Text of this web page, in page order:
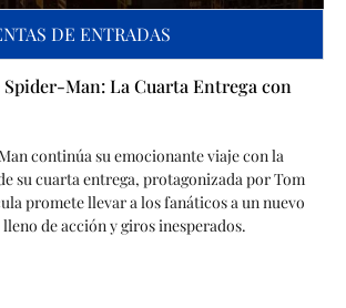
DE ENTRADAS
Spider-Man: La Cuarta Entrega con
continúa su emocionante viaje con la
su cuarta entrega, protagonizada por Tom
promete llevar a los fanáticos a un nuevo
de acción y giros inesperados.